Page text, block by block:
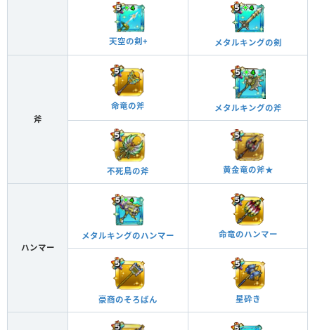
天空の剣+ メタルキングの剣
斧
命竜の斧 メタルキングの斧
不死鳥の斧 黄金竜の斧★
ハンマー
メタルキングのハンマー 命竜のハンマー
豪商のそろばん 星砕き